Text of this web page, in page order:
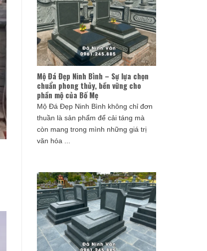
Mộ Đá Đẹp Ninh Bình – Sự lựa chọn
chuẩn phong thủy, bền vững cho
phần mộ của Bố Mẹ
Mộ Đá Đẹp Ninh Bình không chỉ đơn
thuần là sản phẩm để cải táng mà
còn mang trong mình những giá trị
văn hóa ...